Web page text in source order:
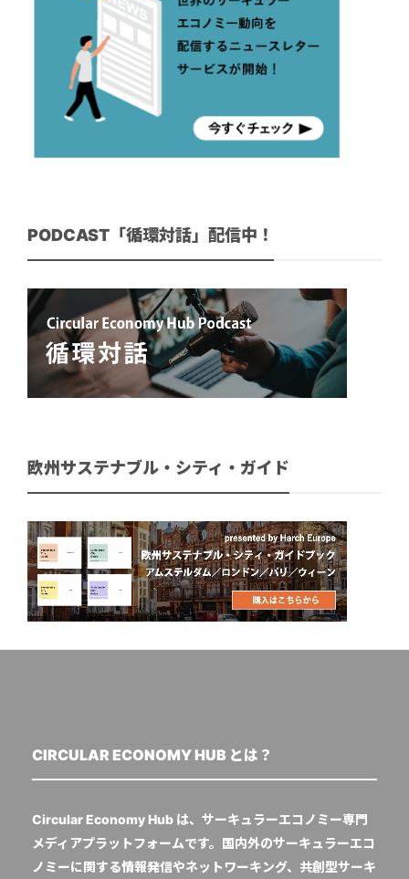
PODCAST「循環対話」配信中！
欧州サステナブル・シティ・ガイド
CIRCULAR ECONOMY HUB とは？
Circular Economy Hub は、サーキュラーエコノミー専門
メディアプラットフォームです。国内外のサーキュラーエコ
ノミーに関する情報発信やネットワーキング、共創型サーキ